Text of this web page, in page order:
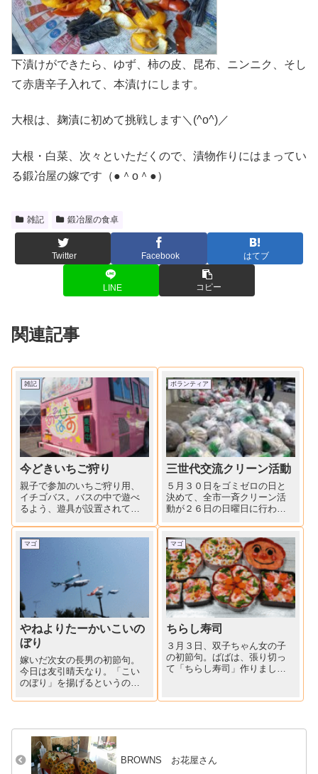
下漬けができたら、ゆず、柿の皮、昆布、ニンニク、そし
て赤唐辛子入れて、本漬けにします。
大根は、麹漬に初めて挑戦します＼(^o^)／
大根・白菜、次々といただくので、漬物作りにはまってい
る鍛冶屋の嫁です（●＾o＾●）
雑記 鍛冶屋の食卓
Twitter Facebook はてブ
LINE コピー
関連記事
雑記
今どきいちご狩り
親子で参加のいちご狩り用、
イチゴバス。バスの中で遊べ
るよう、遊具が設置されてい
ボランティア
三世代交流クリーン活動
５月３０日をゴミゼロの日と
決めて、全市一斉クリーン活
動が２６日の日曜日に行われ
参加しました。スポーツ少年
団、子供会の小学生から８０
代、９０代の老人会まで、朝
早くから地元の小学校に集合
して、...
マゴ
やねよりたーかいこいの
ぼり
嫁いだ次女の長男の初節句。
今日は友引晴天なり。「こい
のぼり」を揚げるというの
うどいい風に乗って泳ぎ始め
ました、が、柚子の木のトゲ
に引っかかって、さー大変。
パパの...
マゴ
ちらし寿司
３月３日、双子ちゃん女の子
の初節句。ばばは、張り切っ
て「ちらし寿司」作りまし
ノコ」を甘辛く煮たもの。ち
BROWNS お花屋さん